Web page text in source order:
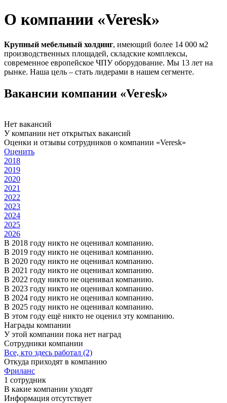
О компании «Veresk»
Крупный мебельный холдинг, имеющий более 14 000 м2
производственных площадей, складские комплексы,
современное европейское ЧПУ оборудование. Мы 13 лет на
рынке. Наша цель – стать лидерами в нашем сегменте.
Вакансии компании «Veresk»
Нет вакансий
У компании нет открытых вакансий
Оценки и отзывы сотрудников о компании «Veresk»
Оценить
2018
2019
2020
2021
2022
2023
2024
2025
2026
В 2018 году никто не оценивал компанию.
В 2019 году никто не оценивал компанию.
В 2020 году никто не оценивал компанию.
В 2021 году никто не оценивал компанию.
В 2022 году никто не оценивал компанию.
В 2023 году никто не оценивал компанию.
В 2024 году никто не оценивал компанию.
В 2025 году никто не оценивал компанию.
В этом году ещё никто не оценил эту компанию.
Награды компании
У этой компании пока нет наград
Сотрудники компании
Все, кто здесь работал (2)
Откуда приходят в компанию
Фриланс
1 сотрудник
В какие компании уходят
Информация отсутствует